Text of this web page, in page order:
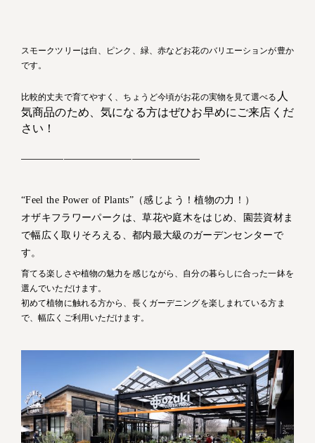
スモークツリーは白、ピンク、緑、赤などお花のバリエーションが豊か
です。
比較的丈夫で育てやすく、ちょうど今頃がお花の実物を見て選べる 人
気商品のため、気になる方はぜひお早めにご来店くだ
さい！
—————————————————————
“Feel the Power of Plants”（感じよう！植物の力！）
オザキフラワーパークは、草花や庭木をはじめ、園芸資材ま
で幅広く取りそろえる、都内最大級のガーデンセンターで
す。
育てる楽しさや植物の魅力を感じながら、自分の暮らしに合った一鉢を
選んでいただけます。
初めて植物に触れる方から、長くガーデニングを楽しまれている方ま
で、幅広くご利用いただけます。